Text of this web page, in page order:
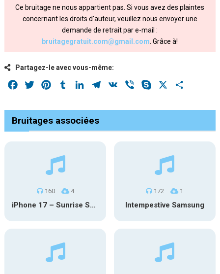
Ce bruitage ne nous appartient pas. Si vous avez des plaintes
concernant les droits d'auteur, veuillez nous envoyer une
demande de retrait par e-mail :
bruitagegratuit.com@gmail.com . Grâce à!
Partagez-le avec vous-même:
Facebook
Twitter PinterestTumblrLinkedInTelegram
VK Viber Skype
Bruitages associées
160 4
iPhone 17 – Sunrise Serenity
172 1
Intempestive Samsung